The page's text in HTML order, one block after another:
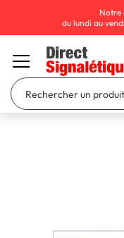
Notre
du lundi au